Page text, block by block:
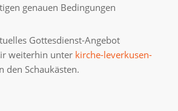
genauen Bedingungen
Gottesdienst-Angebot
weiterhin unter kirche-leverkusen-
den Schaukästen.